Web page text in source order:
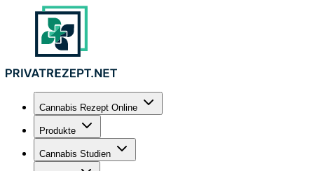
Cannabis Rezept Online
Produkte
Cannabis Studien